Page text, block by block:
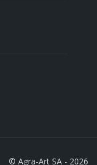
© Agra-Art SA - 2026